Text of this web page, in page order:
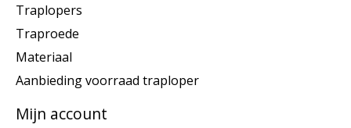
Traplopers
Traproede
Materiaal
Aanbieding voorraad traploper
Mijn account